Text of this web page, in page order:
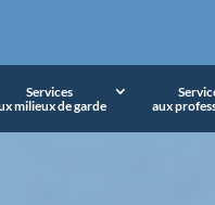
Services
milieux de garde
aux